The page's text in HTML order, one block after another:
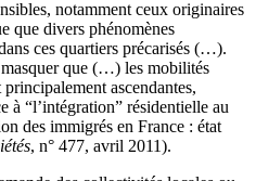
notamment ceux originaires
que divers phénomènes
ces quartiers précarisés (…).
que (…) les mobilités
ascendantes,
à “l’intégration” résidentielle au
des immigrés en France : état
, n° 477, avril 2011).